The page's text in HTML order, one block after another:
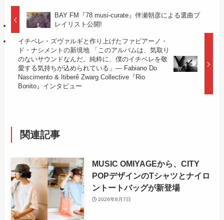
BAY FM『78 musi-curate』伴瀬朝彦による選曲プ
レイリスト公開!
イチベレ・ズヴァルギと作り上げたファビアーノ・
ド・ナシメントの新境地 「このアルバムは、気取り
のないサウンドなんだ。純粋に、僕のイチベレを敬
愛する気持ちが込められている」— Fabiano Do
Nascimento & Itiberê Zwarg Collective『Rio
Bonito』インタビュー
関連記事
MUSIC OMIYAGEから、CITY
POPデザインのTシャツとナイロ
ントートバッグが新登場
2026年8月7日